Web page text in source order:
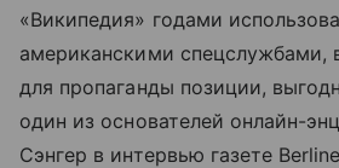
«Википедия» годами
американскими спецслужбами,
для пропаганды позиции,
один из основателей онлайн-
Сэнгер в интервью газете